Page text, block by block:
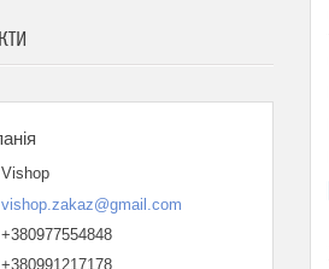
Vishop
vishop.zakaz@gmail.com
+380977554848
+380991217178